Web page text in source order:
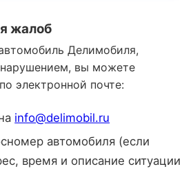
жалоб
Делимобиля,
вы можете
электронной почте:
info@delimobil.ru
автомобиля (если
время и описание ситуации